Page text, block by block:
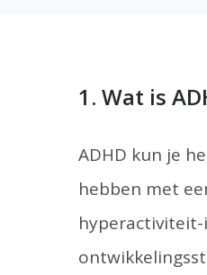
1. Wat is
ADHD kun je
hebben met